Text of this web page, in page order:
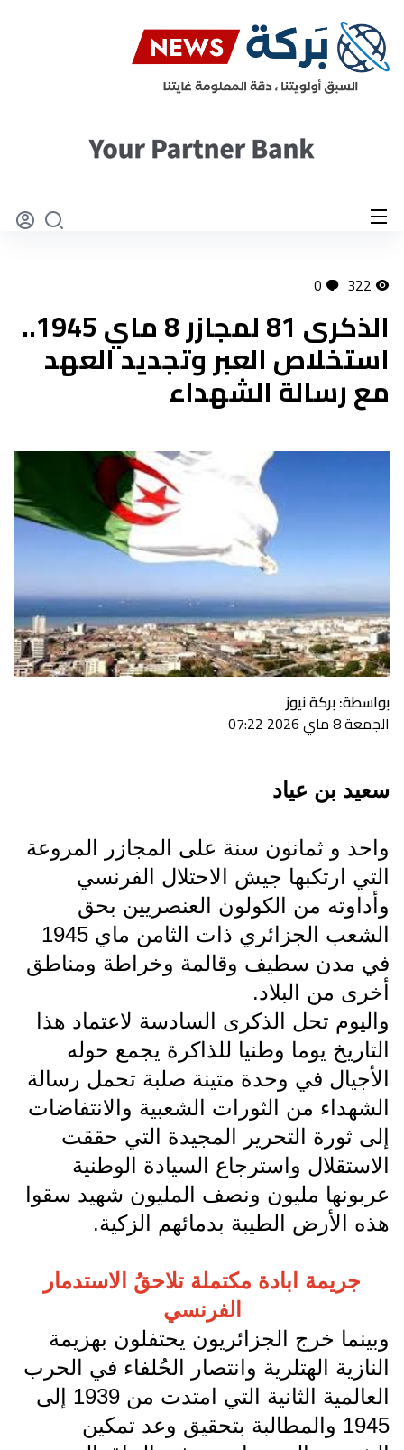
322
0
الذكرى 81 لمجازر 8 ماي 1945..
استخلاص العبر وتجديد العهد
مع رسالة الشهداء
بواسطة: بركة نيوز
الجمعة 8 ماي 2026 07:22
سعيد بن عياد
واحد و ثمانون سنة على المجازر المروعة
التي ارتكبها جيش الاحتلال الفرنسي
وأداوته من الكولون العنصريين بحق
الشعب الجزائري ذات الثامن ماي 1945
في مدن سطيف وقالمة وخراطة ومناطق
أخرى من البلاد.
واليوم تحل الذكرى السادسة لاعتماد هذا
التاريخ يوما وطنيا للذاكرة يجمع حوله
الأجيال في وحدة متينة صلبة تحمل رسالة
الشهداء من الثورات الشعبية والانتفاضات
إلى ثورة التحرير المجيدة التي حققت
الاستقلال واسترجاع السيادة الوطنية
عربونها مليون ونصف المليون شهيد سقوا
هذه الأرض الطيبة بدمائهم الزكية.
جريمة ابادة مكتملة تلاحقُ الاستدمار
الفرنسي
وبينما خرج الجزائريون يحتفلون بهزيمة
النازية الهتلرية وانتصار الحُلفاء في الحرب
العالمية الثانية التي امتدت من 1939 إلى
1945 والمطالبة بتحقيق وعد تمكين